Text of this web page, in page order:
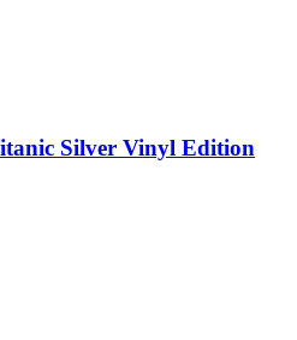
Silver Vinyl Edition